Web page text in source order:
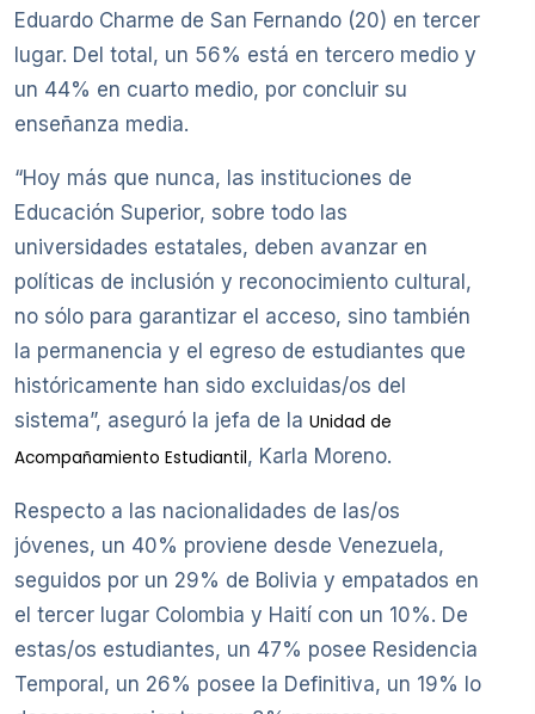
Eduardo Charme de San Fernando (20) en tercer
lugar. Del total, un 56% está en tercero medio y
un 44% en cuarto medio, por concluir su
enseñanza media.
“Hoy más que nunca, las instituciones de
Educación Superior, sobre todo las
universidades estatales, deben avanzar en
políticas de inclusión y reconocimiento cultural,
no sólo para garantizar el acceso, sino también
la permanencia y el egreso de estudiantes que
históricamente han sido excluidas/os del
sistema”, aseguró la jefa de la Unidad de
Acompañamiento Estudiantil, Karla Moreno.
Respecto a las nacionalidades de las/os
jóvenes, un 40% proviene desde Venezuela,
seguidos por un 29% de Bolivia y empatados en
el tercer lugar Colombia y Haití con un 10%. De
estas/os estudiantes, un 47% posee Residencia
Temporal, un 26% posee la Definitiva, un 19% lo